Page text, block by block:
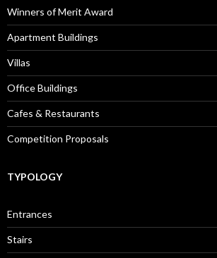
Winners of Merit Award
Apartment Buildings
Villas
Office Buildings
Cafes & Restaurants
Competition Proposals
TYPOLOGY
Entrances
Stairs